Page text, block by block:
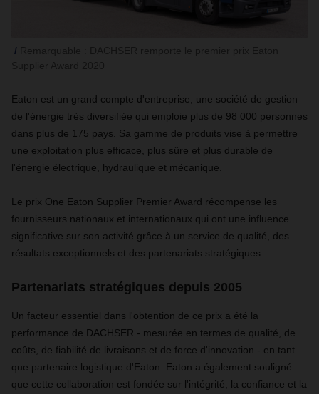
Eaton est un grand compte d'entreprise, une société de gestion
de l'énergie très diversifiée qui emploie plus de 98 000 personnes
dans plus de 175 pays. Sa gamme de produits vise à permettre
une exploitation plus efficace, plus sûre et plus durable de
l'énergie électrique, hydraulique et mécanique.
Le prix One Eaton Supplier Premier Award récompense les
fournisseurs nationaux et internationaux qui ont une influence
significative sur son activité grâce à un service de qualité, des
résultats exceptionnels et des partenariats stratégiques.
Partenariats stratégiques depuis 2005
Un facteur essentiel dans l'obtention de ce prix a été la
performance de DACHSER - mesurée en termes de qualité, de
coûts, de fiabilité de livraisons et de force d'innovation - en tant
que partenaire logistique d'Eaton. Eaton a également souligné
que cette collaboration est fondée sur l'intégrité, la confiance et la